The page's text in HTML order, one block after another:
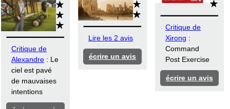
Critique de
Alexandre : Le
ciel est pavé
de mauvaises
intentions
Lire les 2 avis
écrire un avis
Critique de
Xirong :
Command
Post Exercise
écrire un avis